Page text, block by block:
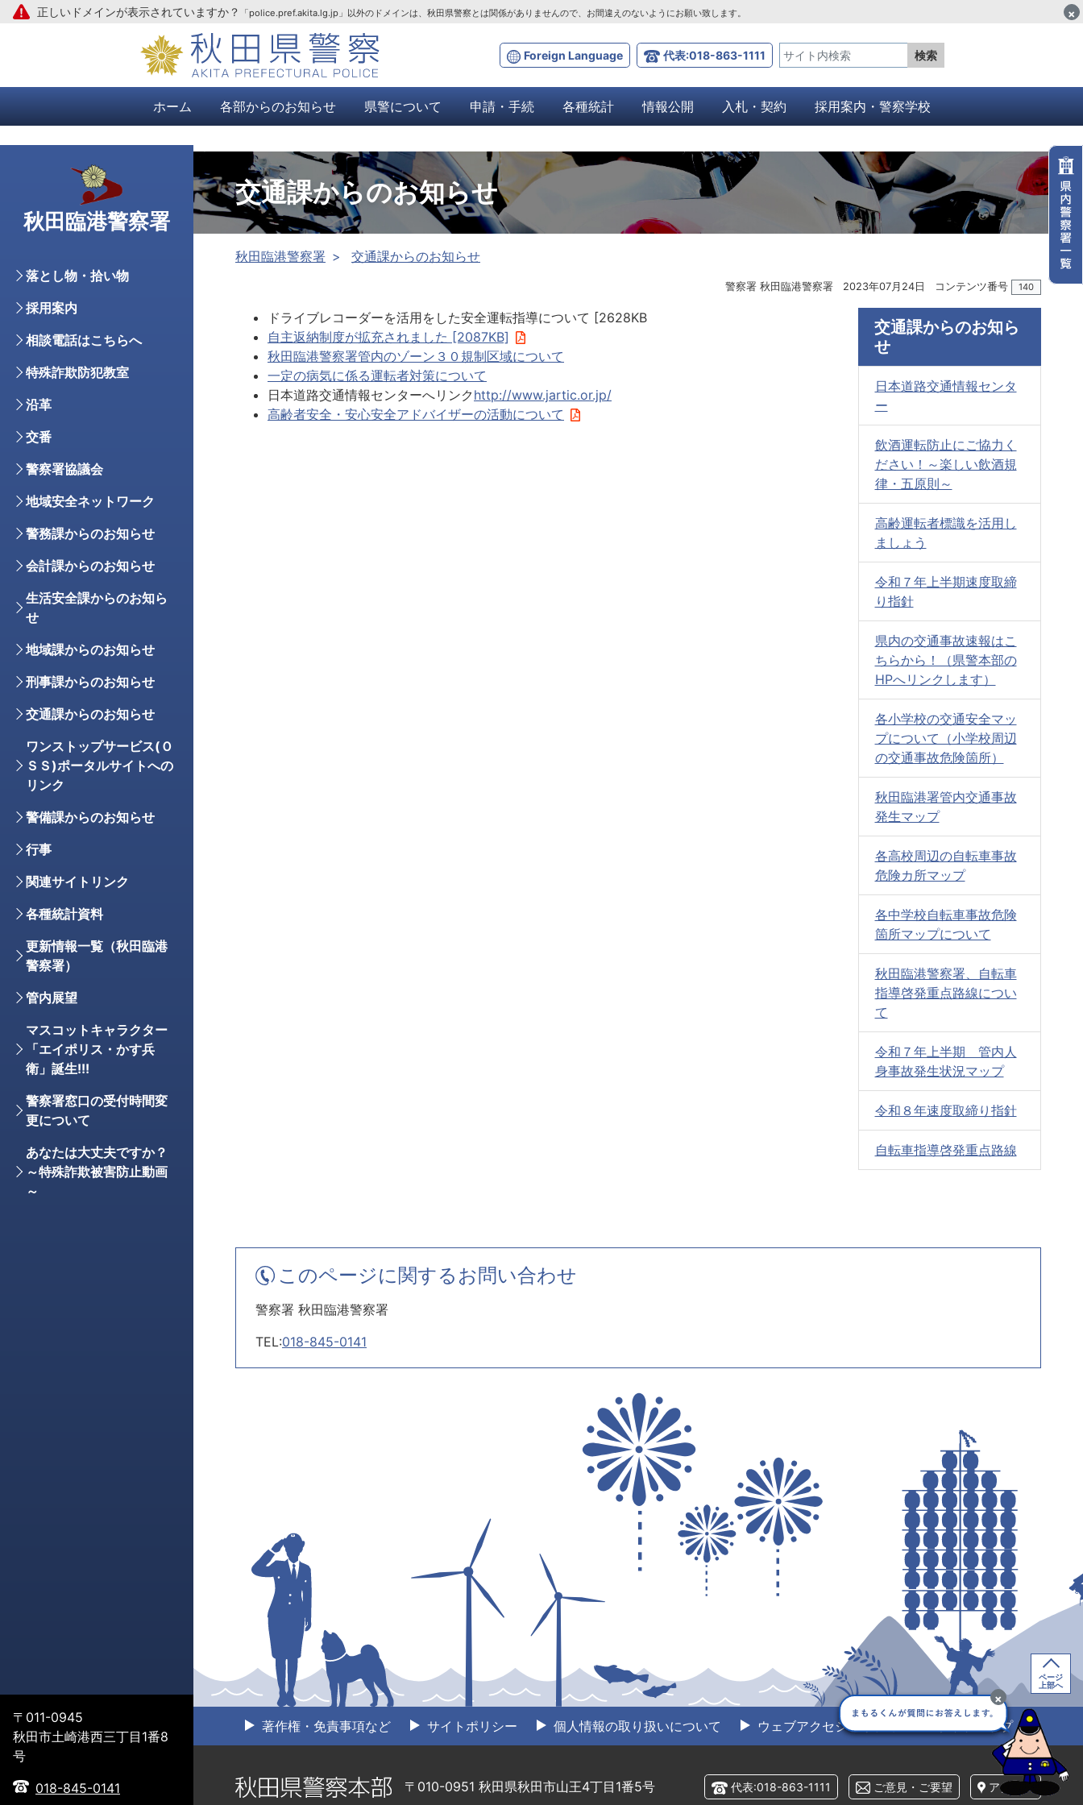
本文へ
Foreign Language 代表:018-863-1111 検索
正しいドメインが表示されていますか？ 「police.pref.akita.lg.jp」以外のドメインは、秋田県警察とは関係がありませんので、お間違えのないようにお願い致します。 ×
ホーム 各部からのお知らせ 県警について 申請・手続 各種統計 情報公開 入札・契約 採用案内・警察学校
交通課からのお知らせ
秋田臨港警察署 交通課からのお知らせ
警察署 秋田臨港警察署 2023年07月24日 コンテンツ番号 140
ドライブレコーダーを活用をした安全運転指導について [2628KB
自主返納制度が拡充されました [2087KB]
秋田臨港警察署管内のゾーン３０規制区域について
一定の病気に係る運転者対策について
日本道路交通情報センターへリンク http://www.jartic.or.jp/
高齢者安全・安心安全アドバイザーの活動について
交通課からのお知ら
せ
日本道路交通情報センタ
ー
飲酒運転防止にご協力く
ださい！～楽しい飲酒規
律・五原則～
高齢運転者標識を活用し
ましょう
令和７年上半期速度取締
り指針
県内の交通事故速報はこ
ちらから！（県警本部の
HPへリンクします）
各小学校の交通安全マッ
プについて（小学校周辺
の交通事故危険箇所）
秋田臨港署管内交通事故
発生マップ
各高校周辺の自転車事故
危険カ所マップ
各中学校自転車事故危険
箇所マップについて
秋田臨港警察署、自転車
指導啓発重点路線につい
て
令和７年上半期 管内人
身事故発生状況マップ
令和８年速度取締り指針
自転車指導啓発重点路線
このページに関するお問い合わせ
警察署 秋田臨港警察署
TEL:018-845-0141
秋田臨港警察署
落とし物・拾い物
採用案内
相談電話はこちらへ
特殊詐欺防犯教室
沿革
交番
警察署協議会
地域安全ネットワーク
警務課からのお知らせ
会計課からのお知らせ
生活安全課からのお知ら
せ
地域課からのお知らせ
刑事課からのお知らせ
交通課からのお知らせ
ワンストップサービス(Ｏ
ＳＳ)ポータルサイトへの
リンク
警備課からのお知らせ
行事
関連サイトリンク
各種統計資料
更新情報一覧（秋田臨港
警察署）
管内展望
マスコットキャラクター
「エイポリス・かす兵
衛」誕生!!!
警察署窓口の受付時間変
更について
あなたは大丈夫ですか？
～特殊詐欺被害防止動画
～
〒011-0945
秋田市土崎港西三丁目1番8
号
018-845-0141
×
著作権・免責事項など サイトポリシー 個人情報の取り扱いについて ウェブアクセシビリティ サイトマップ
〒010-0951 秋田県秋田市山王4丁目1番5号 代表:018-863-1111 ご意見・ご要望 アクセス
ページ
上部へ